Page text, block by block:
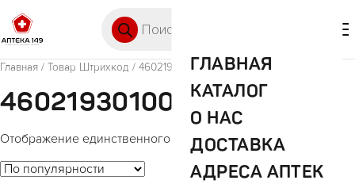
ГЛАВНАЯ
КАТАЛОГ
О НАС
ДОСТАВКА
АДРЕСА АПТЕК
Главная / Товар Штрихкод / 4602193010086
4602193010086
Отображение единственного товара